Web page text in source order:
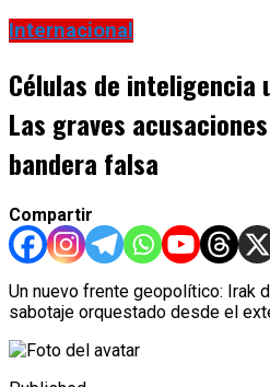
Internacional
Células de inteligencia
Las graves
bandera falsa
Compartir
Un nuevo frente geopolítico: Irak
sabotaje orquestado desde el